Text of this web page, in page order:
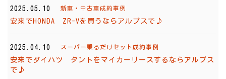
2025.05.10 新車・中古車成約事例
安来でHONDA ZR-Vを買うならアルプスで♪
2025.04.10 スーパー乗るだけセット成約事例
安来でダイハツ タントをマイカーリースするならアルプス
で♪